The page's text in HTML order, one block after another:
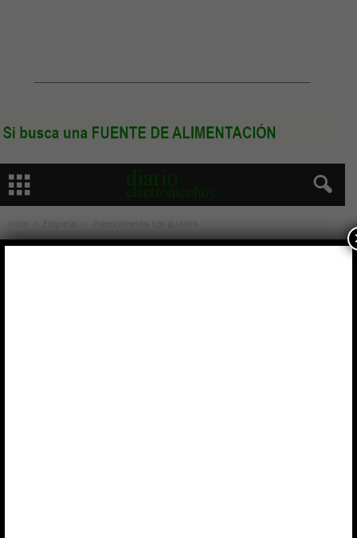
Inicio Etiquetas Potenciómetros tipo guitarra